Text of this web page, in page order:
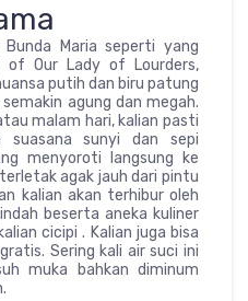
Bunda Maria seperti yang
Our Lady of Lourders,
putih dan biru patung
agung dan megah.
malam hari, kalian pasti
suasana sunyi dan sepi
menyoroti langsung ke
agak jauh dari pintu
kalian akan terhibur oleh
beserta aneka kuliner
cicipi . Kalian juga bisa
Sering kali air suci ini
muka bahkan diminum